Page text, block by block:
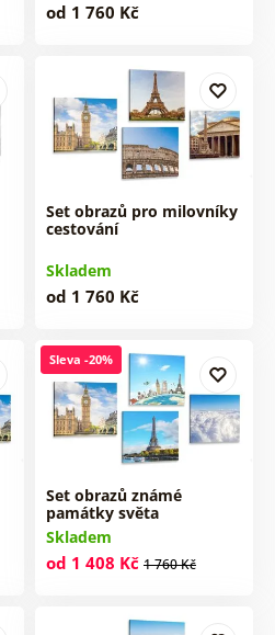
od 1 760 Kč
Set obrazů pro milovníky
cestování
Skladem
od 1 760 Kč
Sleva -20%
Set obrazů známé
památky světa
Skladem
od 1 408 Kč 1 760 Kč